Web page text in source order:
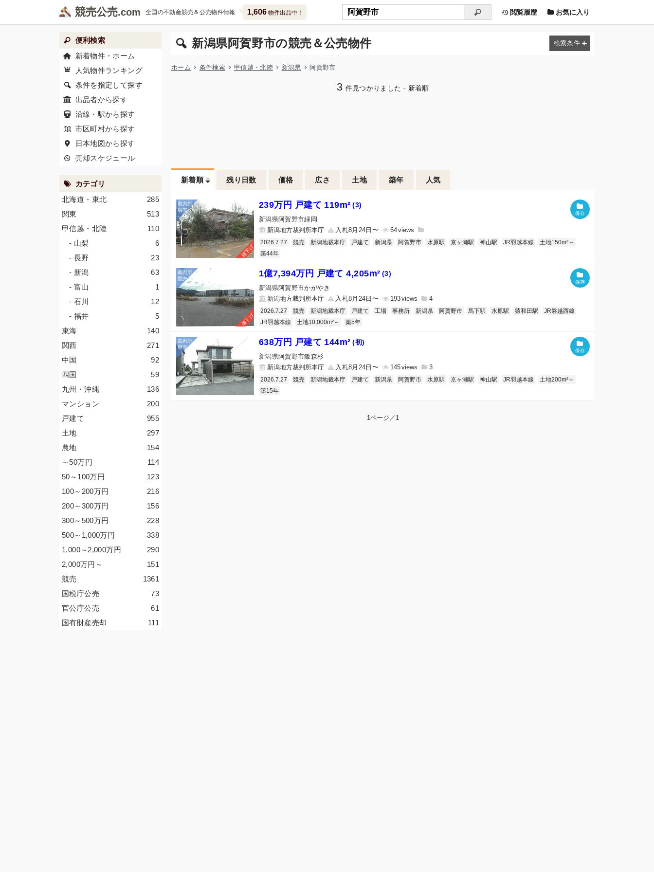
競売公売 全国の不動産競売＆公売物件情報 1,606物件出品中！ 閲覧履歴 お気に入り
新潟県阿賀野市の競売＆公売物件
ホーム 条件検索 甲信越・北陸 新潟県 阿賀野市
3 件見つかりました - 新着順
新着順 残り日数 価格 広さ 土地 築年 人気
値下げ
239万円 戸建て 119m² (3)
新潟県阿賀野市緑岡
新潟地方裁判所本庁
入札8月24日〜 64
2026.7.27 競売 新潟地裁本庁 戸建て 新潟県 阿賀野市 水原駅 京ヶ瀬駅 神山駅 JR羽越本線
土地150m²～
築44年
値下げ
1億7,394万円 戸建て 4,205m² (3)
新潟県阿賀野市かがやき
新潟地方裁判所本庁
入札8月24日〜 193 4
2026.7.27 競売 新潟地裁本庁 戸建て 工場 事務所 新潟県 阿賀野市 馬下駅 水原駅 猿和田駅
JR磐越西線
JR羽越本線
土地10,000m²～ 築5年
638万円 戸建て 144m² (初)
新潟県阿賀野市飯森杉
新潟地方裁判所本庁
入札8月24日〜 145 3
2026.7.27 競売 新潟地裁本庁 戸建て 新潟県 阿賀野市 水原駅 京ヶ瀬駅 神山駅 JR羽越本線
土地200m²～
築15年
1ページ／1
便利検索
新着物件・ホーム
人気物件ランキング
条件を指定して探す
出品者から探す
沿線・駅から探す
市区町村から探す
日本地図から探す
売却スケジュール
カテゴリ
285
北海道・東北
513
関東
110
甲信越・北陸
6
- 山梨
23
- 長野
63
- 新潟
1
- 富山
12
- 石川
5
- 福井
140
東海
271
関西
92
中国
59
四国
136
九州・沖縄
200
マンション
955
戸建て
297
土地
154
農地
114
～50万円
123
50～100万円
216
100～200万円
156
200～300万円
228
300～500万円
338
500～1,000万円
290
1,000～2,000万円
151
2,000万円 ～
1361
競売
73
国税庁公売
61
官公庁公売
111
国有財産売却